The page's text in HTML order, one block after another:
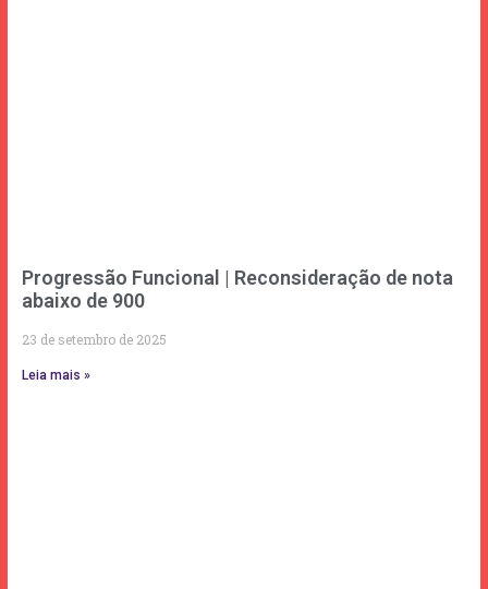
Progressão Funcional | Reconsideração de nota
abaixo de 900
23 de setembro de 2025
Leia mais »